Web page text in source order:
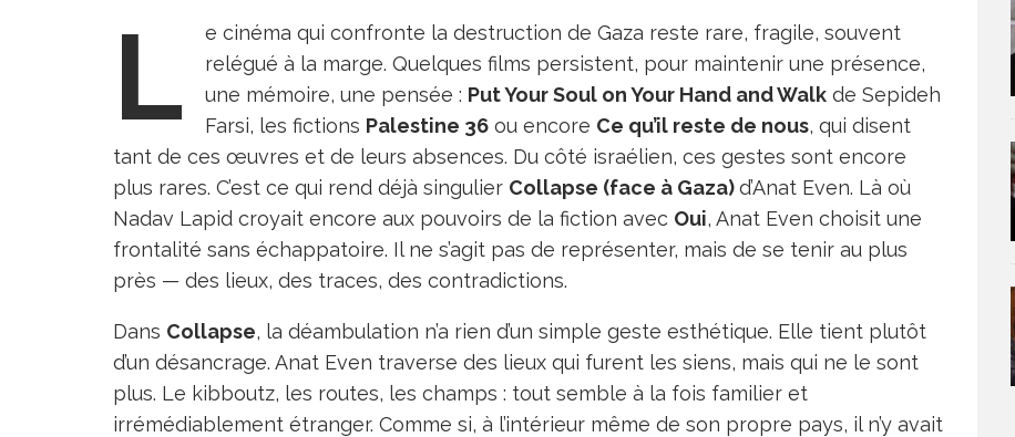
L
e cinéma qui confronte la destruction de Gaza reste rare, fragile, souvent
relégué à la marge. Quelques films persistent, pour maintenir une présence,
une mémoire, une pensée : Put Your Soul on Your Hand and Walk de Sepideh
Farsi, les fictions Palestine 36 ou encore Ce qu’il reste de nous, qui disent
tant de ces œuvres et de leurs absences. Du côté israélien, ces gestes sont encore
plus rares. C’est ce qui rend déjà singulier Collapse (face à Gaza)d’Anat Even. Là où
Nadav Lapid croyait encore aux pouvoirs de la fiction avec Oui, Anat Even choisit une
frontalité sans échappatoire. Il ne s’agit pas de représenter, mais de se tenir au plus
près — des lieux, des traces, des contradictions.
Dans Collapse, la déambulation n’a rien d’un simple geste esthétique. Elle tient plutôt
d’un désancrage. Anat Even traverse des lieux qui furent les siens, mais qui ne le sont
plus. Le kibboutz, les routes, les champs : tout semble à la fois familier et
irrémédiablement étranger. Comme si, à l’intérieur même de son propre pays, il n’y avait